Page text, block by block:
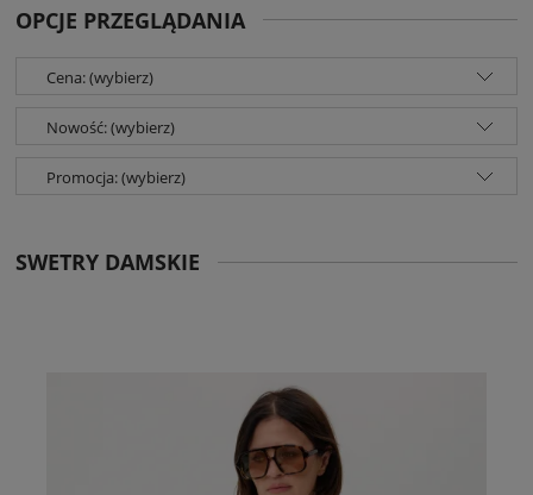
OPCJE PRZEGLĄDANIA
Cena: (wybierz)
Nowość: (wybierz)
Promocja: (wybierz)
SWETRY DAMSKIE